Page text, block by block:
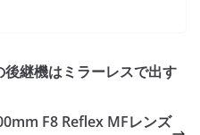
継機はミラーレスで出す
F8 Reflex MFレンズ